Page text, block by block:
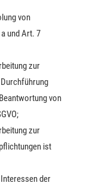
von
und Art. 7
zur
von
zur
ist
der